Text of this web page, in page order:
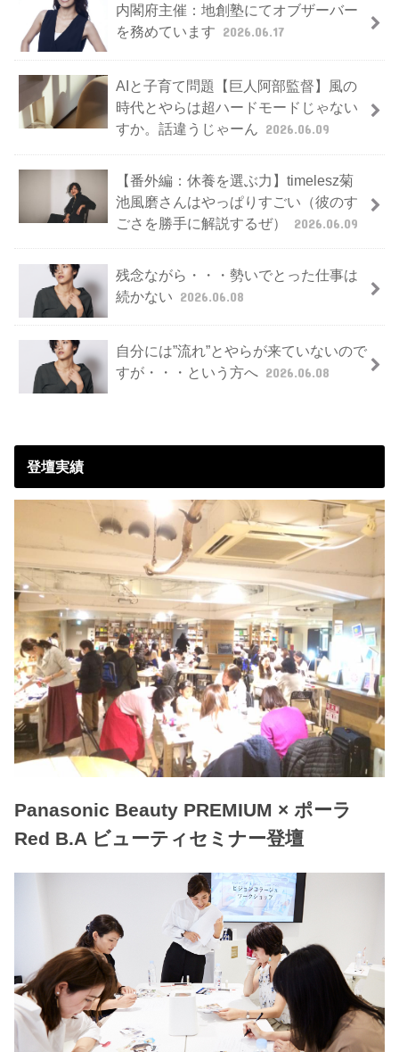
内閣府主催：地創塾にてオブザーバー
を務めています 2026.06.17
AIと子育て問題【巨人阿部監督】風の
時代とやらは超ハードモードじゃない
すか。話違うじゃーん 2026.06.09
【番外編：休養を選ぶ力】timelesz菊
池風磨さんはやっぱりすごい（彼のす
ごさを勝手に解説するぜ）
2026.06.09
残念ながら・・・勢いでとった仕事は
続かない 2026.06.08
自分には”流れ”とやらが来ていないので
すが・・・という方へ 2026.06.08
登壇実績
Panasonic Beauty PREMIUM × ポーラ
Red B.A ビューティセミナー登壇